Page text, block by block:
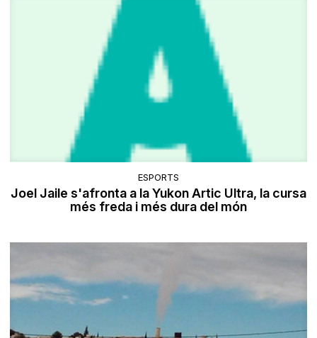
ESPORTS
Joel Jaile s'afronta a la Yukon Artic Ultra, la cursa
més freda i més dura del món